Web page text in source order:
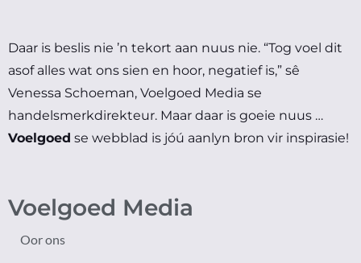
Daar is beslis nie ’n tekort aan nuus nie. “Tog voel dit
asof alles wat ons sien en hoor, negatief is,” sê
Venessa Schoeman, Voelgoed Media se
handelsmerkdirekteur. Maar daar is goeie nuus …
Voelgoed se webblad is jóú aanlyn bron vir inspirasie!
Voelgoed Media
Oor ons